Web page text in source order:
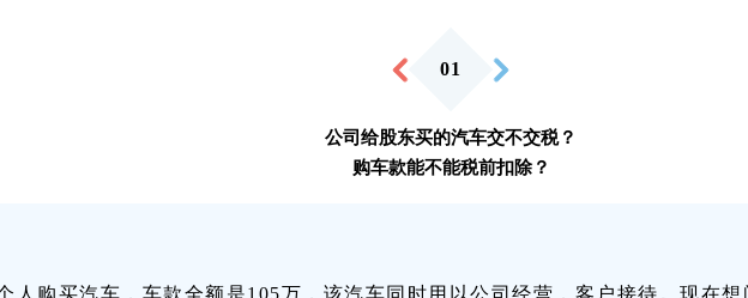
01
公司给股东买的汽车交不交税？
购车款能不能税前扣除？
人购买汽车，车款全额是105万，该汽车同时用以公司经营，客户接待。现在想